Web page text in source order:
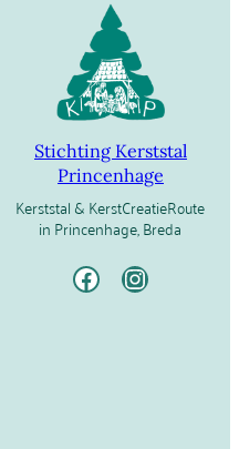
Stichting Kerststal
Princenhage
Kerststal & KerstCreatieRoute
in Princenhage, Breda
FacebookInstagram